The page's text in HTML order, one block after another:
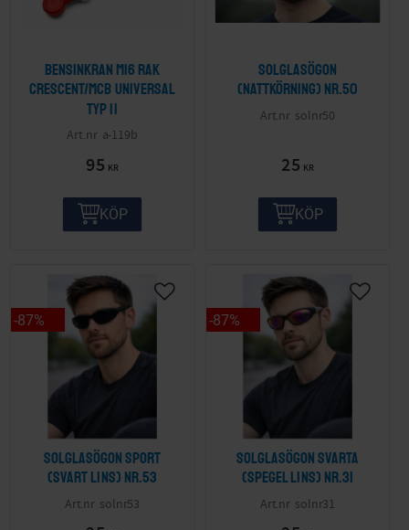
Bensinkran M16 Rak
Crescent/MCB Universal
Typ II
a-119b
95 KR
KÖP
Solglasögon
(nattkörning) nr.50
solnr50
25 KR
KÖP
Solglasögon sport
(svart lins) nr.53
solnr53
87%
Solglasögon svarta
(spegel lins) nr.31
solnr31
87%